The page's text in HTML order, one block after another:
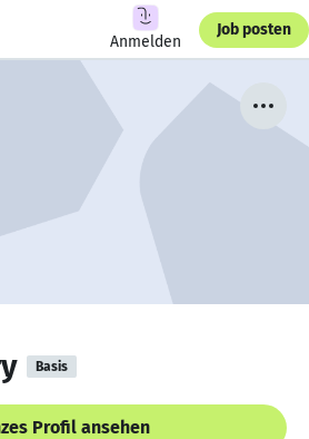
Anmelden
Job posten
Basis
Profil ansehen